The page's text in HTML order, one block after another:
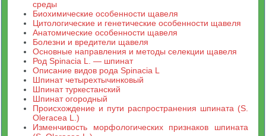
среды
Биохимические особенности щавеля
Цитологические и генетические особенности щавеля
Анатомические особенности щавеля
Болезни и вредители щавеля
Основные направления и методы селекции щавеля
Род Spinacia L. — шпинат
Описание видов рода Spinacia L
Шпинат четырехтычинковый
Шпинат туркестанский
Шпинат огородный
Происхождение и пути распространения шпината (S.
Oleracea L.)
Изменчивость морфологических признаков шпината